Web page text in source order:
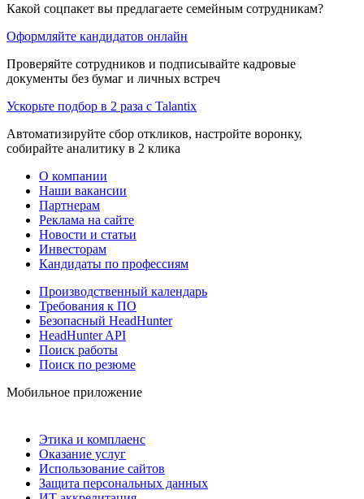
Какой соцпакет вы предлагаете семейным сотрудникам?
Оформляйте кандидатов онлайн
Проверяйте сотрудников и подписывайте кадровые
документы без бумаг и личных встреч
Ускорьте подбор в 2 раза с Talantix
Автоматизируйте сбор откликов, настройте воронку,
собирайте аналитику в 2 клика
О компании
Наши вакансии
Партнерам
Реклама на сайте
Новости и статьи
Инвесторам
Кандидаты по профессиям
Производственный календарь
Требования к ПО
Безопасный HeadHunter
HeadHunter API
Поиск работы
Поиск по резюме
Мобильное приложение
Этика и комплаенс
Оказание услуг
Использование сайтов
Защита персональных данных